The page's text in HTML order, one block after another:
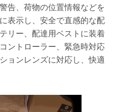
告、荷物の位置情報などを
表示し、安全で直感的な配
リー、配達用ベストに装着
ントローラー、緊急時対応
ョンレンズに対応し、快適